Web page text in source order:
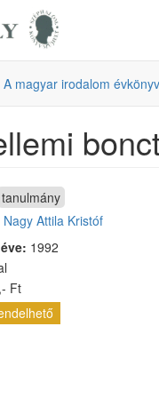
A magyar irodalom
tanulmány
Nagy Attila Kristóf
1992
Ft